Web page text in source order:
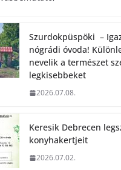
Szurdokpüspöki –
nógrádi óvoda!
nevelik a természet
legkisebbeket
2026.07.08.
Keresik Debrecen
konyhakertjeit
2026.07.02.